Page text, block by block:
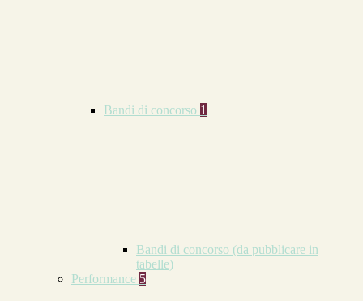
Bandi di concorso 1
Bandi di concorso (da pubblicare in
tabelle)
Performance 5